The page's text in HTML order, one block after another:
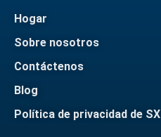
Hogar
Sobre nosotros
Contáctenos
Blog
Política de privacidad de SX